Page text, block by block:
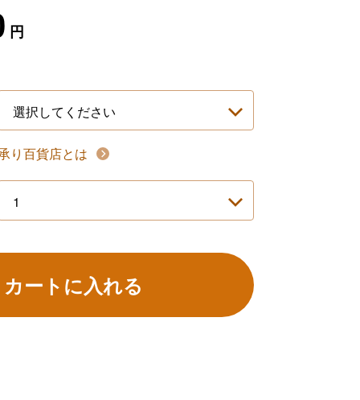
円
り百貨店とは
カートに入れる